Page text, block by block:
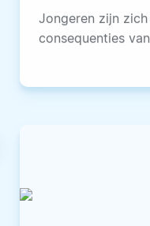
Jongeren zijn
consequenties